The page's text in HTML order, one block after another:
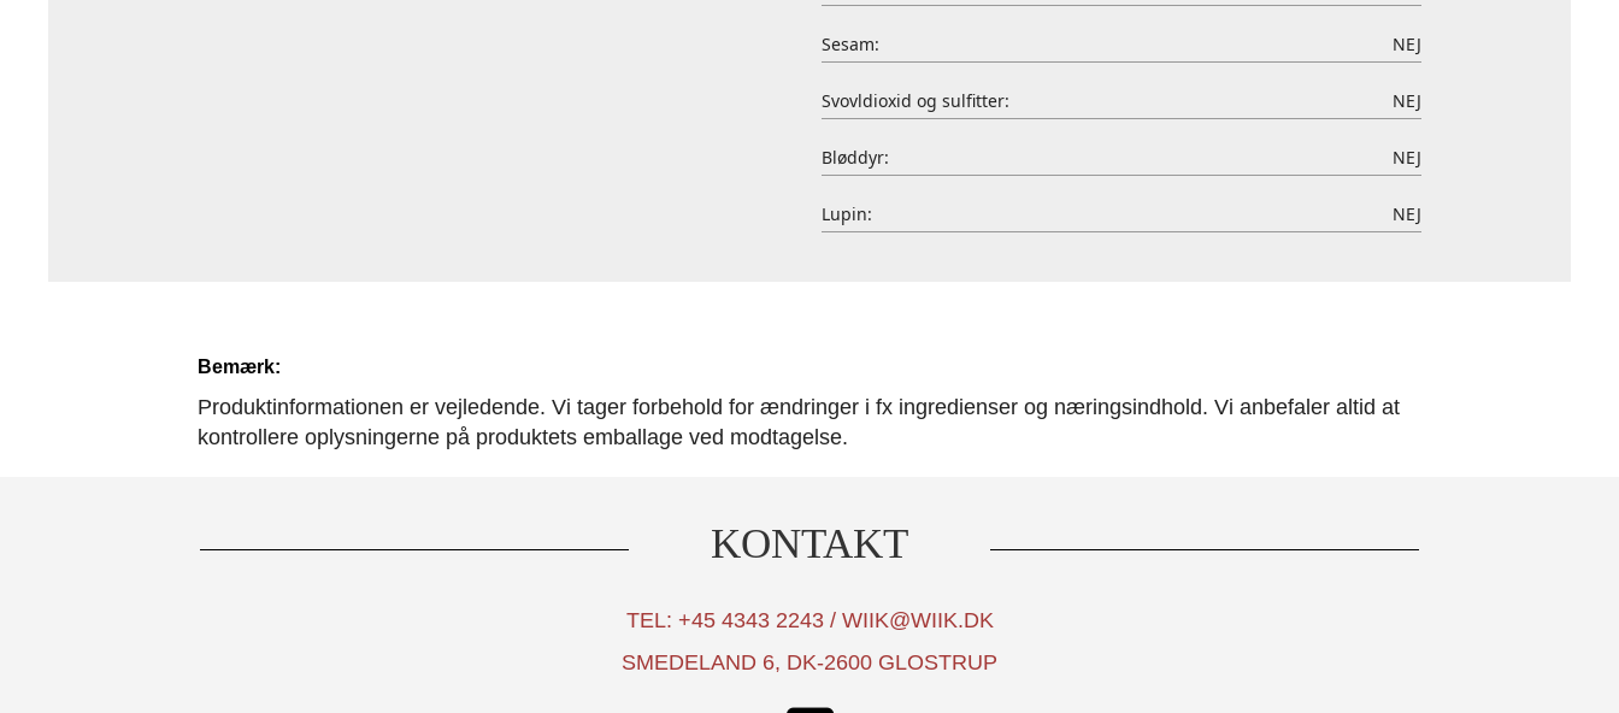
Sesam: NEJ
Svovldioxid og sulfitter: NEJ
Bløddyr: NEJ
Lupin: NEJ
Bemærk:
Produktinformationen er vejledende. Vi tager forbehold for ændringer i fx ingredienser og næringsindhold. Vi anbefaler altid at
kontrollere oplysningerne på produktets emballage ved modtagelse.
KONTAKT
TEL: +45 4343 2243 / WIIK@WIIK.DK
SMEDELAND 6, DK-2600 GLOSTRUP